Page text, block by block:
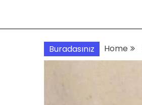
Buradasınız Home